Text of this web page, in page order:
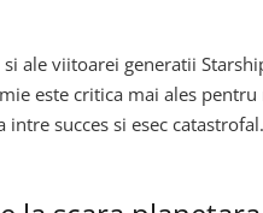
ale viitoarei generatii
este critica mai ales
succes si esec catastrofal.